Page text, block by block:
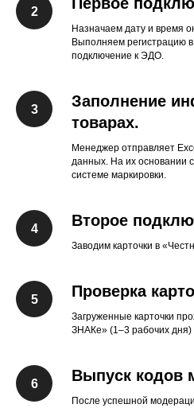
Первое
Назначаем дату и время
Выполняем регистрацию
подключение к ЭДО.
Заполнение
товарах.
Менеджер отправляет
данных. На их основании
системе маркировки.
Второе
Заводим карточки в
Проверка
Загруженные карточки
ЗНАКе» (1–3 рабочих дня)
Выпуск кодов
После успешной